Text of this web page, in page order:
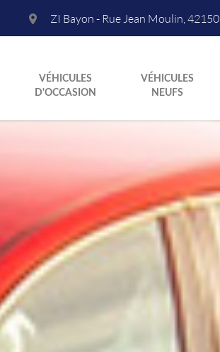
ZI Bayon - Rue Jean Moulin ,42150
VÉHICULES
D'OCCASION
VÉHICULES
NEUFS